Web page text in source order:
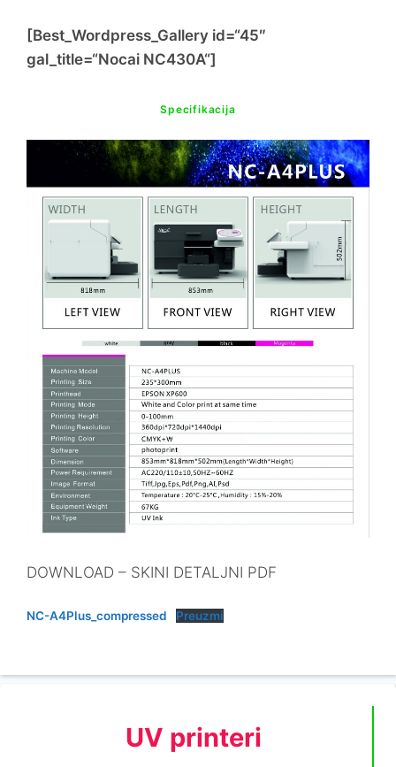
[Best_Wordpress_Gallery id=“45″
gal_title=“Nocai NC430A“]
Specifikacija
DOWNLOAD – SKINI DETALJNI PDF
NC-A4Plus_compressed Preuzmi
UV printeri